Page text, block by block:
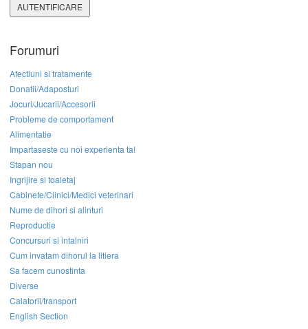
AUTENTIFICARE
Forumuri
Afectiuni si tratamente
Donatii/Adaposturi
Jocuri/Jucarii/Accesorii
Probleme de comportament
Alimentatie
Impartaseste cu noi experienta ta!
Stapan nou
Ingrijire si toaletaj
Cabinete/Clinici/Medici veterinari
Nume de dihori si alinturi
Reproductie
Concursuri si intalniri
Cum invatam dihorul la litiera
Sa facem cunostinta
Diverse
Calatorii/transport
English Section